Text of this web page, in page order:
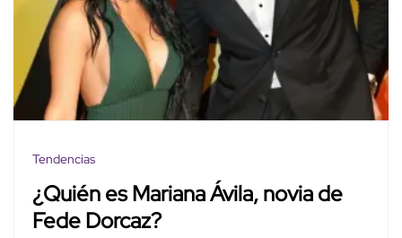
Tendencias
¿Quién es Mariana Ávila, novia de
Fede Dorcaz?